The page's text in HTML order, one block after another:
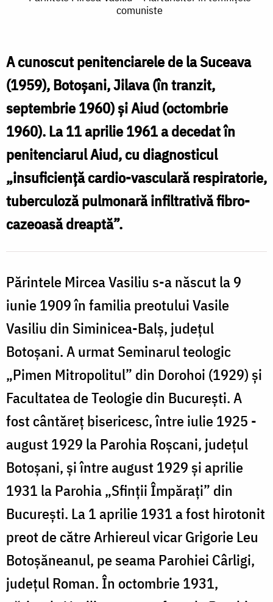
–
Mărturisitor
în
temnițele
comuniste
comuniste
A cunoscut penitenciarele de la Suceava
(1959), Botoșani, Jilava (în tranzit,
septembrie 1960) și Aiud (octombrie
1960). La 11 aprilie 1961 a decedat în
penitenciarul Aiud, cu diagnosticul
„insuficiență cardio-vasculară respiratorie,
tuberculoză pulmonară infiltrativă fibro-
cazeoasă dreaptă”.
Părintele Mircea Vasiliu s-a născut la 9
iunie 1909 în familia preotului Vasile
Vasiliu din Siminicea-Balș, județul
Botoșani. A urmat Seminarul teologic
„Pimen Mitropolitul” din Dorohoi (1929) și
Facultatea de Teologie din București. A
fost cântăreț bisericesc, între iulie 1925 -
august 1929 la Parohia Roșcani, județul
Botoșani, și între august 1929 și aprilie
1931 la Parohia „Sfinții Împărați” din
București. La 1 aprilie 1931 a fost hirotonit
preot de către Arhiereul vicar Grigorie Leu
Botoșăneanul, pe seama Parohiei Cârligi,
județul Roman. În octombrie 1931,